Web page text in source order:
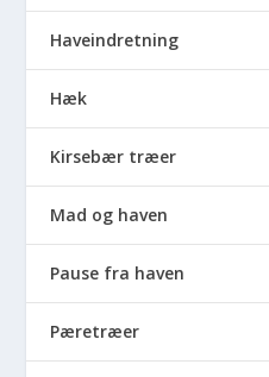
Haveindretning
Hæk
Kirsebær træer
Mad og haven
Pause fra haven
Pæretræer